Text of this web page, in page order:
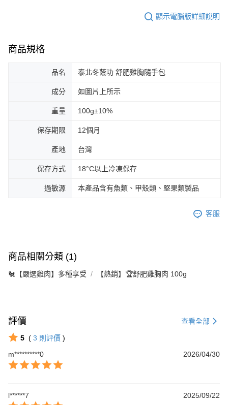
顯示電腦版詳細說明
商品規格
品名 泰北冬蔭功 舒肥雞胸隨手包
成分 如圖片上所示
重量 100g±10%
保存期限 12個月
產地 台灣
保存方式 18°C以上冷凍保存
過敏源 本產品含有魚類、甲殼類、堅果類製品
客服
商品相關分類 (1)
🐔【嚴選雞肉】多種享受 【熱銷】🏆舒肥雞胸肉 100g
評價 查看全部
5 ( 3 則評價 )
m**********0
2026/04/30
l******7 2025/09/22